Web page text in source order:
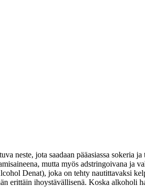
neste, jota saadaan pääasiassa sokeria
mutta myös adstringoivana ja
Denat), joka on tehty nautittavaksi
erittäin ihoystävällisenä. Koska alkoholi